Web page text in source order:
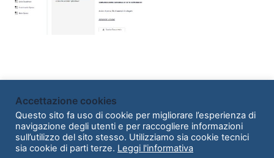
Powered byBetterDocs
Accettazione cookies
Questo sito fa uso di cookie per migliorare l’esperienza di
navigazione degli utenti e per raccogliere informazioni
sull’utilizzo del sito stesso. Utilizziamo sia cookie tecnici
sia cookie di parti terze. Leggi l'informativa